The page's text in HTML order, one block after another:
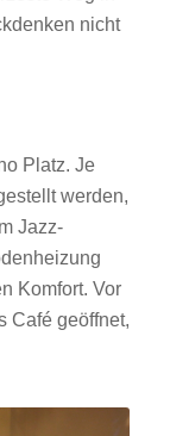
nicht
Platz. Je
werden,
Jazz-
Komfort. Vor
Café geöffnet,